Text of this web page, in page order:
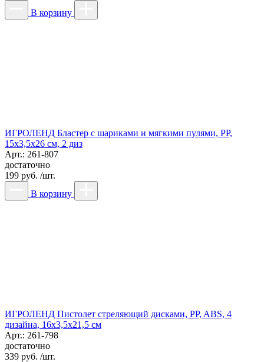
В корзину
ИГРОЛЕНД Бластер с шариками и мягкими пулями, PP,
15х3,5х26 см, 2 диз
Арт.: 261-807
достаточно
199 руб. /шт.
В корзину
ИГРОЛЕНД Пистолет стреляющий дисками, PP, ABS, 4
дизайна, 16х3,5х21,5 см
Арт.: 261-798
достаточно
339 руб. /шт.